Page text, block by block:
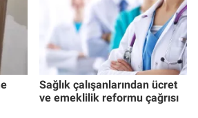
Sağlık çalışanlarından ücret
ve emeklilik reformu çağrısı